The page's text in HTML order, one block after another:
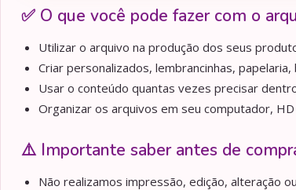
✅ O que você pode fazer com o
Utilizar o arquivo na produção dos seus
Criar personalizados, lembrancinhas,
Usar o conteúdo quantas vezes precisar
Organizar os arquivos em seu computador,
⚠️ Importante saber antes de
Não realizamos impressão, edição, alteração